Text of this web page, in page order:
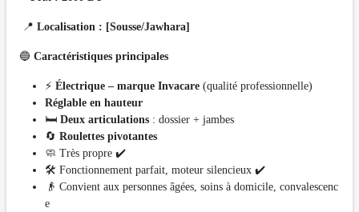
📍 Localisation : [Sousse/Jawhara]
🔵 Caractéristiques principales
⚡ Électrique – marque Invacare (qualité professionnelle)
Réglable en hauteur
🛏️ Deux articulations : dossier + jambes
🔄 Roulettes pivotantes
🧼 Très propre ✔️
🛠️ Fonctionnement parfait, moteur silencieux ✔️
👴 Convient aux personnes âgées, soins à domicile, convalescenc
e